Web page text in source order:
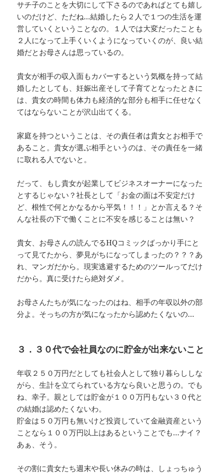
サチ子のことを大切にして下さるのであればとても嬉し
いのだけど、ただね…結婚したら２人で１つの生活を運
営していくということなの。１人では大変だったことも
２人になって上手くいくようになっていくのが、良い結
婚だとお母さんは思っているの。
貴女が相手の収入面もカバーするという気概を持って結
婚したとしても、妊娠出産そして子育てとなったときに
は、貴女の時間も体力も経済的な部分も相手に任せなく
てはならないことが沢山出てくる。
家庭を持つということは、その責任者は貴女とお相手で
あること。貴女が選ぶ相手というのは、その責任を一緒
に取れる人でないと。
だって、もし貴女が起業してビジネスオーナーになった
とするじゃない？社長として「お金の面は不安定だけ
ど、根性で何とかなるから平気！！！」とか言える？そ
んな社長の下で働くことに不安を感じることは無い？
貴女、お母さんの読んでるHQコミックばっかり手にと
って見てたから、夢見がちになってしまったの？？？あ
れ、マンガだから。現実逃避するためのツールってだけ
だから。真に受けたら絶対ダメ。
お母さんたちが気になったのはね、相手の年収以外の部
分よ。そっちの方が気になったから認めたくないの…
３．３０代で会社員なのに貯金が出来ないこと
年収２５０万円だとしても社会人として独り暮らししな
がら、生計を立てられている方なら良いと思うの。でも
ね、幸子。親としては貯金が１００万円もない３０代と
の結婚は認めたくないわ。
貯金は５０万円も無いけど投資していて金融資産という
ことなら１００万円以上はあるということでも…ナイ？
あぁ、そう。
その割に貴女たち週末や長い休みの時は、しょっちゅう